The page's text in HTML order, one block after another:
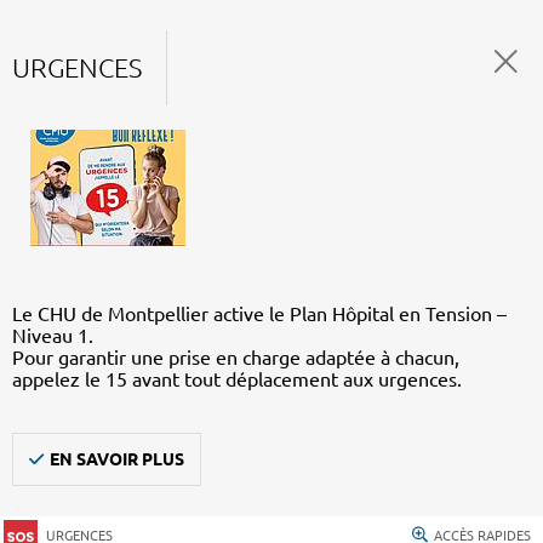
URGENCES
Le CHU de Montpellier active le Plan Hôpital en Tension –
Niveau 1.
Pour garantir une prise en charge adaptée à chacun,
appelez le 15 avant tout déplacement aux urgences.
EN SAVOIR PLUS
URGENCES ACCÈS RAPIDES